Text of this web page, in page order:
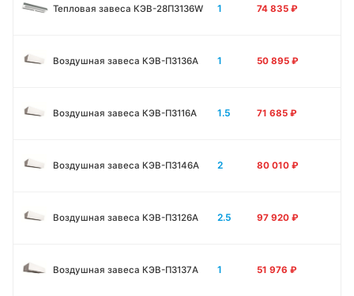
Тепловая завеса КЭВ-28П3136W 1 74 835 ₽
Воздушная завеса КЭВ-П3136A 1 50 895 ₽
Воздушная завеса КЭВ-П3116A 1.5 71 685 ₽
Воздушная завеса КЭВ-П3146A 2 80 010 ₽
Воздушная завеса КЭВ-П3126A 2.5 97 920 ₽
Воздушная завеса КЭВ-П3137A 1 51 976 ₽